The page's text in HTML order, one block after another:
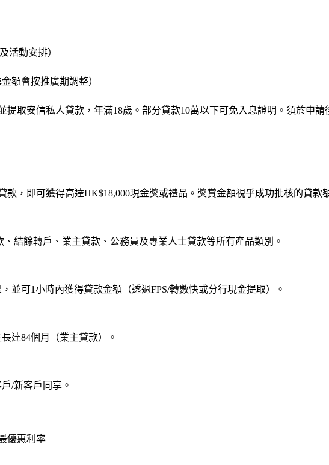
活動安排）
額會按推廣期調整）
提取安信私人貸款，年滿18歲。部分貸款10萬以下可免入息證明。須於申請
款，即可獲得高達HK$18,000現金獎或禮品。獎賞金額視乎成功批核的貸款
結餘轉戶、業主貸款、公務員及專業人士貸款等所有產品類別。
並可1小時內獲得貸款金額（透過FPS/轉數快或分行現金提取）。
達84個月（業主貸款）。
/新客戶同享。
優惠利率